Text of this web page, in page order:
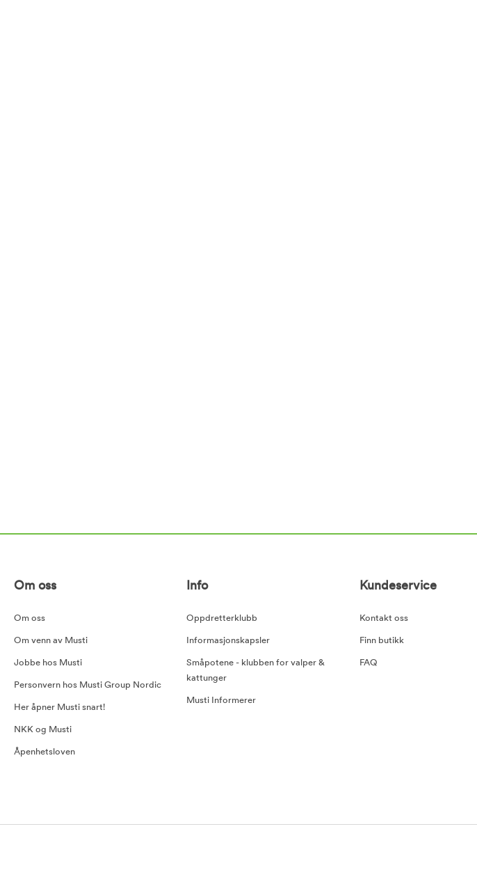
Om oss
Om oss
Om venn av Musti
Jobbe hos Musti
Personvern hos Musti Group Nordic
Her åpner Musti snart!
NKK og Musti
Åpenhetsloven
Info
Oppdretterklubb
Informasjonskapsler
Småpotene - klubben for valper &
kattunger
Musti Informerer
Kundeservice
Kontakt oss
Finn butikk
FAQ